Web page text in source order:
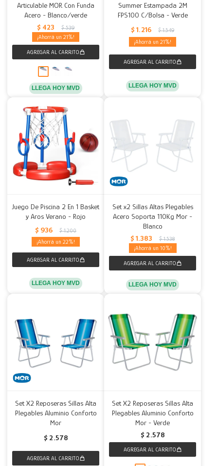
Articulable MOR Con Funda
Acero - Blanco/verde
$ 423 $ 539
21
LLEGA HOY MVD
Summer Estampada 2M
FPS100 C/Bolsa - Verde
$ 1.216 $ 1.549
21
LLEGA HOY MVD
Juego De Piscina 2 En 1 Basket
y Aros Verano - Rojo
$ 936 $ 1.200
22
LLEGA HOY MVD
Set x2 Sillas Altas Plegables
Acero Soporta 110Kg Mor -
Blanco
$ 1.383 $ 1.538
10
LLEGA HOY MVD
Set X2 Reposeras Sillas Alta
Plegables Aluminio Conforto
Mor
$ 2.578
Set X2 Reposeras Sillas Alta
Plegables Aluminio Conforto
Mor - Verde
$ 2.578